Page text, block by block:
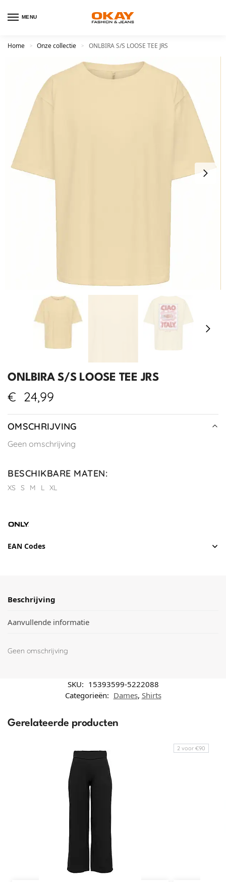
MENU
Home > Onze collectie > ONLBIRA S/S LOOSE TEE JRS
ONLBIRA S/S LOOSE TEE JRS
€ 24,99
OMSCHRIJVING
Geen omschrijving
BESCHIKBARE MATEN:
XS S M L XL
EAN Codes
Beschrijving
Aanvullende informatie
Geen omschrijving
SKU: 15393599-5222088
Categorieën: Dames, Shirts
Gerelateerde producten
2 voor €90